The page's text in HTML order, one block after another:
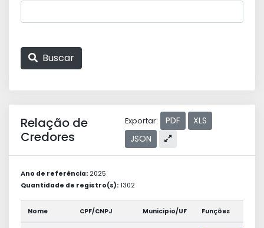
Buscar
Relação de
Credores
Exportar: PDF
XLS
JSON
Ano de referência: 2025
Quantidade de registro(s): 1302
Nome CPF/CNPJ Municipio/UF Funções